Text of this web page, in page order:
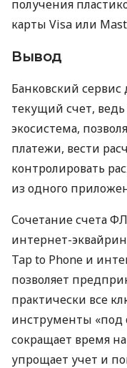
получения
карты Visa или
Вывод
Банковский
текущий счет,
экосистема,
платежи, вести
контролировать
из одного
Сочетание счета
интернет-
Tap to Phone и
позволяет
практически все
инструменты «под
сокращает время
упрощает учет и